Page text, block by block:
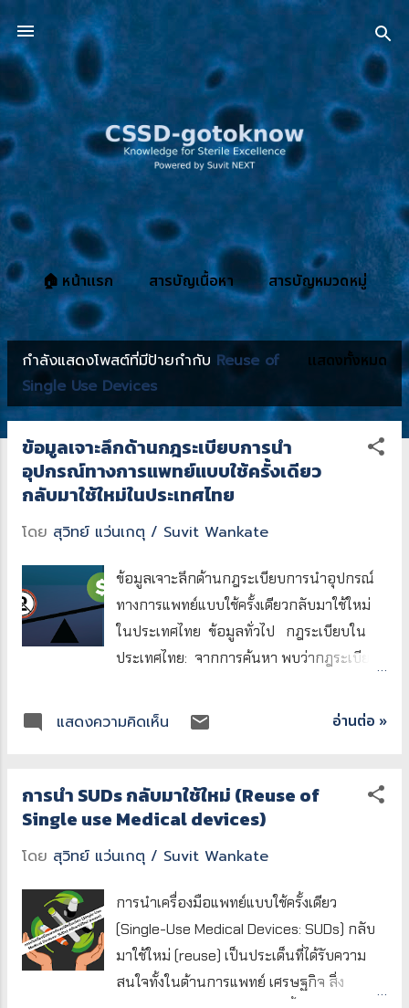
🏠 หน้าแรก สารบัญเนื้อหา
สารบัญหมวดหมู่
เพิ่มเติม
เกี่ยวกับ CSSD-gotoknow.org
ท
ค
กำลังแสดงโพสต์ที่มีป้ายกำกับ Reuse of
Single Use Devices
แสดงทั้งหมด
ข้อมูลเจาะลึกด้านกฎระเบียบการนำ
อุปกรณ์ทางการแพทย์แบบใช้ครั้งเดียว
กลับมาใช้ใหม่ในประเทศไทย
โดย สุวิทย์ แว่นเกตุ / Suvit Wankate
ข้อมูลเจาะลึกด้านกฎระเบียบการนำอุปกรณ์
ทางการแพทย์แบบใช้ครั้งเดียวกลับมาใช้ใหม่
ในประเทศไทย ข้อมูลทั่วไป กฎระเบียบใน
ประเทศไทย: จากการค้นหา พบว่ากฎระเบียบ
โดยสำนักงานคณะกรรมการอาหารและยา
เน้นการจัดหมวดหมู่ตามระดับความเสี่ยง
(Class 1-4) ตามแนวทางของ ASEAN Medical
เฉพาะเกี่ยวกับ การแปรรูปหรือนำกลับมาใช้
ใหม่ ของอุปกรณ์แบบใช้ครั้งเดียวในรูปแบบ
PDF หรือเอกสารที่เข้าถึงได้ง่าย ดูเหมือนว่า
อาจไม่มีกรอบกฎหมายเฉพาะสำหรับเรื่องนี้
หรืออาจถูกรวมอยู่ในกฎหมายทั่วไป
เทคโนโลยีใหม่: สำหรับเทคโนโลยีใหม่ใน การ
แสดงความคิดเห็น อ่านต่อ »
การนำ SUDs กลับมาใช้ใหม่ (Reuse of
Single use Medical devices)
โดย สุวิทย์ แว่นเกตุ / Suvit Wankate
การนำเครื่องมือแพทย์แบบใช้ครั้งเดียว
(Single-Use Medical Devices: SUDs) กลับ
มาใช้ใหม่ (reuse) เป็นประเด็นที่ได้รับความ
สนใจทั้งในด้านการแพทย์ เศรษฐกิจ สิ่ง